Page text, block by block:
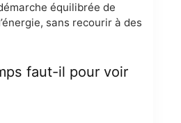
équilibrée de
sans recourir à des
faut-il pour voir